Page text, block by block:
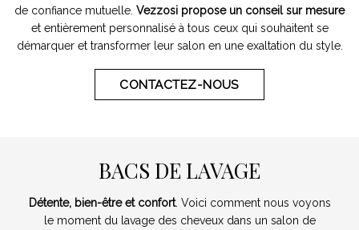
de confiance mutuelle. Vezzosi propose un conseil sur mesure
et entièrement personnalisé à tous ceux qui souhaitent se
démarquer et transformer leur salon en une exaltation du style.
CONTACTEZ-NOUS
BACS DE LAVAGE
Détente, bien-être et confort. Voici comment nous voyons
le moment du lavage des cheveux dans un salon de